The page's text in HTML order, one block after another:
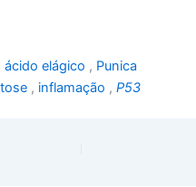
ácido elágico , Punica
, inflamação ,P53